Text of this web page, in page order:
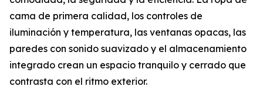
cama de primera calidad, los controles de
iluminación y temperatura, las ventanas opacas, las
paredes con sonido suavizado y el almacenamiento
integrado crean un espacio tranquilo y cerrado que
contrasta con el ritmo exterior.